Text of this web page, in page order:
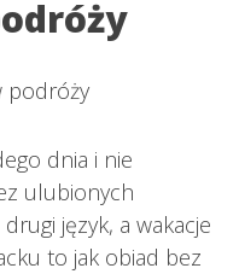
podróży
dnia i nie
ulubionych
język, a wakacje
to jak obiad bez